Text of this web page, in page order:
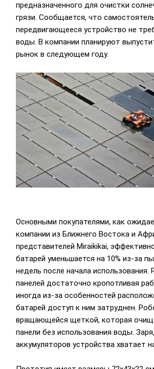
предназначенного для очистки
грязи. Сообщается, что
передвигающееся устройство не
воды. В компании планируют
рынок в следующем году.
Основными покупателями, как
компании из Ближнего Востока и
представителей Miraikikai,
батарей уменьшается на 10% из-за
недель после начала использования.
панелей достаточно кропотливая
иногда из-за особенностей
батарей доступ к ним затруднен.
вращающейся щеткой, которая
панели без использования воды.
аккумуляторов устройства хватает